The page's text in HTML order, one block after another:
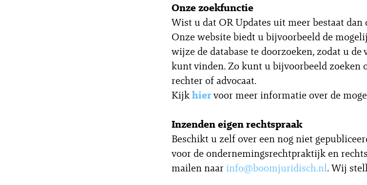
Onze zoekfunctie
Wist u dat OR Updates uit meer bestaat dan
Onze website biedt u bijvoorbeeld de
wijze de database te doorzoeken, zodat u
kunt vinden. Zo kunt u bijvoorbeeld zoeken
rechter of advocaat.
Kijkhiervoor meer informatie over de
Inzenden eigen rechtspraak
Beschikt u zelf over een nog niet
voor de ondernemingsrechtpraktijk en
mailen naar info@boomjuridisch.nl. Wij